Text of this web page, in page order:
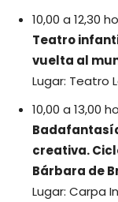
10,00 a 12,30
Teatro
vuelta al
Lugar: Teatro
10,00 a 13,00
creativa.
Bárbara de
Lugar: Carpa